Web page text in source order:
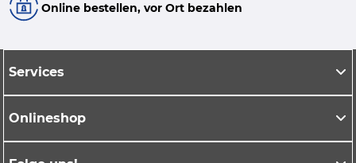
Online bestellen, vor Ort bezahlen
Services
Onlineshop